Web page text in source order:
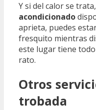
Y si del calor se
acondicionado
aprieta, puedes
fresquito mientras
este lugar tiene
rato.
Otros
trobada